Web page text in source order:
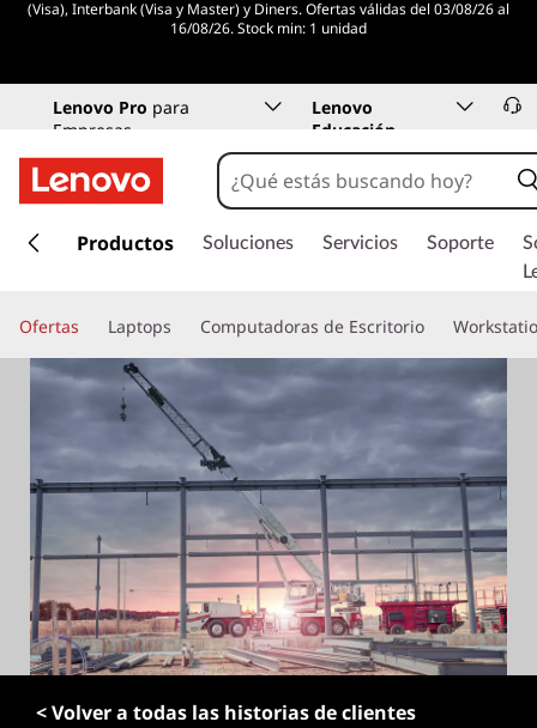
(Visa), Interbank (Visa y Master) y Diners. Ofertas válidas del 03/08/26 al
16/08/26. Stock min: 1 unidad
Lenovo Pro para
Empresas
Lenovo
Educación
c
n
p
n
Productos Soluciones Servicios Soporte
Ofertas Laptops Computadoras de Escritorio
< Volver a todas las historias de clientes